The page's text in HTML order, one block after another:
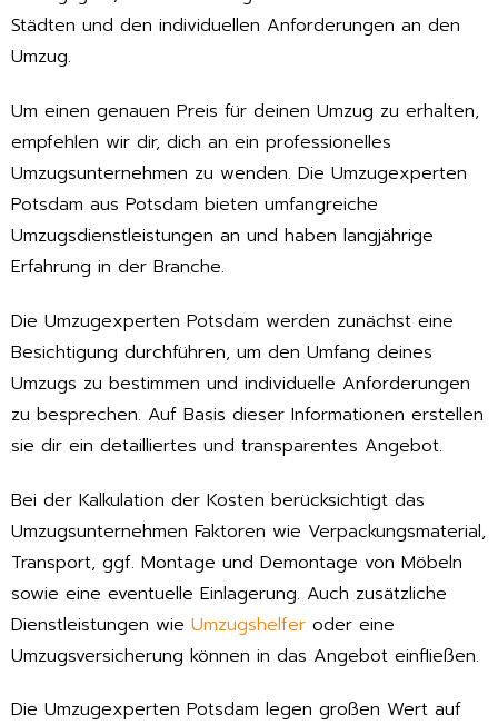
Städten und den individuellen Anforderungen an den
Umzug.
Um einen genauen Preis für deinen Umzug zu erhalten,
empfehlen wir dir, dich an ein professionelles
Umzugsunternehmen zu wenden. Die Umzugexperten
Potsdam aus Potsdam bieten umfangreiche
Umzugsdienstleistungen an und haben langjährige
Erfahrung in der Branche.
Die Umzugexperten Potsdam werden zunächst eine
Besichtigung durchführen, um den Umfang deines
Umzugs zu bestimmen und individuelle Anforderungen
zu besprechen. Auf Basis dieser Informationen erstellen
sie dir ein detailliertes und transparentes Angebot.
Bei der Kalkulation der Kosten berücksichtigt das
Umzugsunternehmen Faktoren wie Verpackungsmaterial,
Transport, ggf. Montage und Demontage von Möbeln
sowie eine eventuelle Einlagerung. Auch zusätzliche
Dienstleistungen wie Umzugshelfer oder eine
Umzugsversicherung können in das Angebot einfließen.
Die Umzugexperten Potsdam legen großen Wert auf